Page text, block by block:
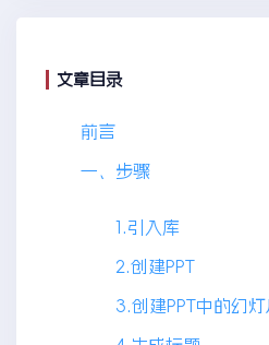
文章目录
前言
一、步骤
1.引入库
2.创建PPT
3.创建PPT中的幻